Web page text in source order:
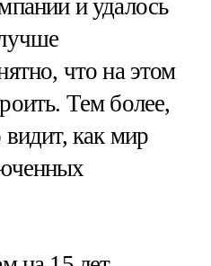
и удалось
что на этом
Тем более,
как мир